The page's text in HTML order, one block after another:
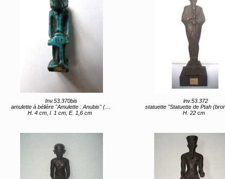
Inv.53.370bis
amulette à bélière "Amulette : Anubis" (titre d'usage)
H. 4 cm, l. 1 cm, E. 1,6 cm
inv.53.372
statuette "Statuette de Ptah (bronze)" (titre
H. 22 cm